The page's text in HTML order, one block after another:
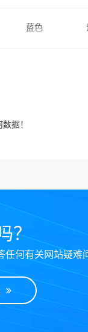
蓝色
据！
？
何有关网站疑难